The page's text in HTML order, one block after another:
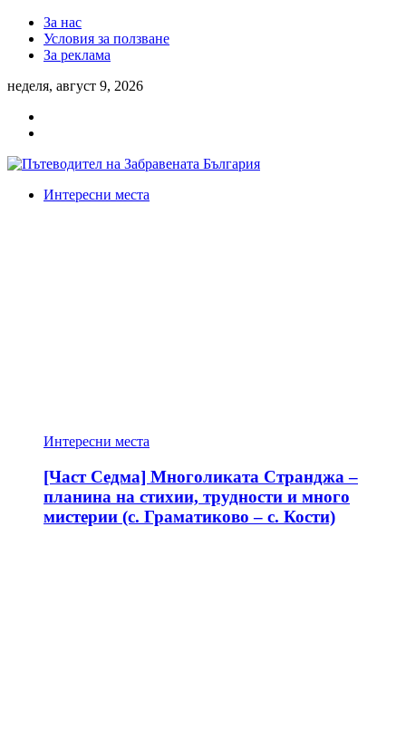
За нас
Условия за ползване
За реклама
неделя, август 9, 2026
Интересни места
Интересни места
[Част Седма] Многоликата Странджа –
планина на стихии, трудности и много
мистерии (с. Граматиково – с. Кости)